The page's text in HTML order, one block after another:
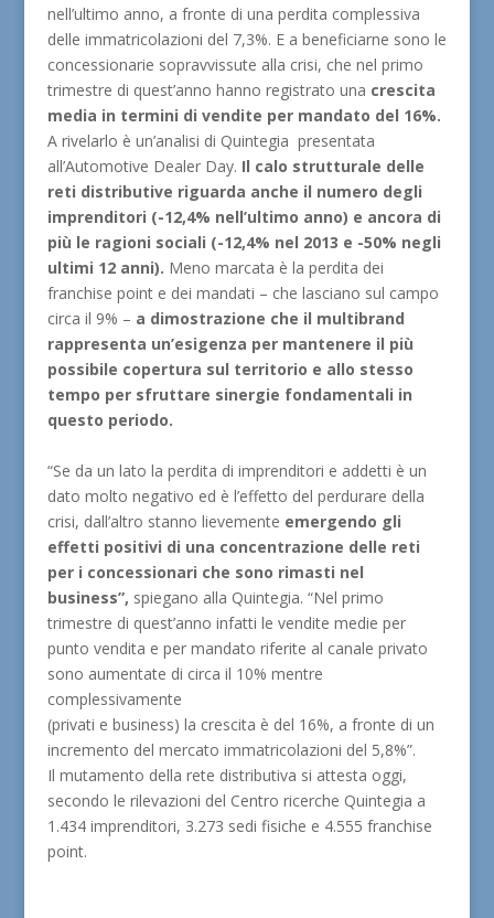
nell’ultimo anno, a fronte di una perdita complessiva
delle immatricolazioni del 7,3%. E a beneficiarne sono le
concessionarie sopravvissute alla crisi, che nel primo
trimestre di quest’anno hanno registrato una crescita
media in termini di vendite per mandato del 16%.
A rivelarlo è un’analisi di Quintegia presentata
all’Automotive Dealer Day. Il calo strutturale delle
reti distributive riguarda anche il numero degli
imprenditori (-12,4% nell’ultimo anno) e ancora di
più le ragioni sociali (-12,4% nel 2013 e -50% negli
ultimi 12 anni). Meno marcata è la perdita dei
franchise point e dei mandati – che lasciano sul campo
circa il 9% – a dimostrazione che il multibrand
rappresenta un’esigenza per mantenere il più
possibile copertura sul territorio e allo stesso
tempo per sfruttare sinergie fondamentali in
questo periodo.
“Se da un lato la perdita di imprenditori e addetti è un
dato molto negativo ed è l’effetto del perdurare della
crisi, dall’altro stanno lievemente emergendo gli
effetti positivi di una concentrazione delle reti
per i concessionari che sono rimasti nel
business”, spiegano alla Quintegia. “Nel primo
trimestre di quest’anno infatti le vendite medie per
punto vendita e per mandato riferite al canale privato
sono aumentate di circa il 10% mentre
complessivamente
(privati e business) la crescita è del 16%, a fronte di un
incremento del mercato immatricolazioni del 5,8%”.
Il mutamento della rete distributiva si attesta oggi,
secondo le rilevazioni del Centro ricerche Quintegia a
1.434 imprenditori, 3.273 sedi fisiche e 4.555 franchise
point.